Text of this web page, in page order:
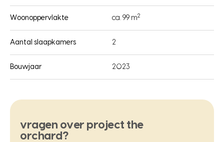
Woonoppervlakte ca. 99 m2
Aantal slaapkamers 2
Bouwjaar 2023
vragen over project the
orchard?